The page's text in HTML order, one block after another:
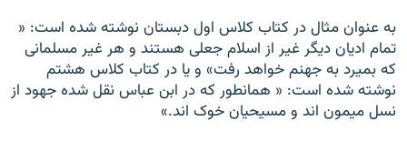
به عنوان مثال در کتاب کلاس اول دبستان نوشته شده است: «
تمام ادیان دیگر غیر از اسلام جعلی هستند و هر غیر مسلمانی
که بمیرد به جهنم خواهد رفت» و یا در کتاب کلاس هشتم
نوشته شده است: « همانطور که در ابن عباس نقل شده جهود از
نسل میمون اند و مسیحیان خوک اند.»